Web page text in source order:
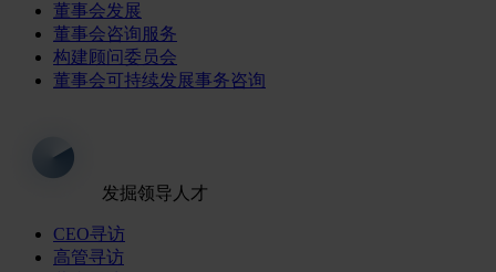
董事会发展
董事会咨询服务
构建顾问委员会
董事会可持续发展事务咨询
发掘领导人才
CEO寻访
高管寻访